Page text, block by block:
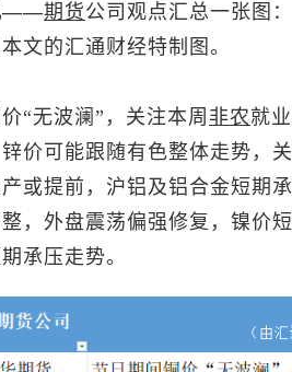
——期货公司观点汇总一张图
文的汇通财经特制图。
“无波澜”，关注本周 非农就
价可能跟随有色整体走势，
或提前，沪铝及铝合金短期
，外盘震荡偏强修复，镍价
承压走势。